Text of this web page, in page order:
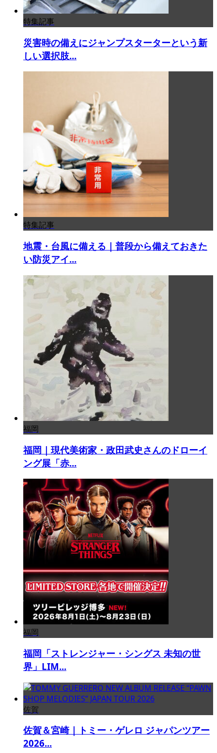
特集記事
災害時の備えにジャンプスターターという新
しい選択肢...
特集記事
地震・台風に備える｜普段から備えておきた
い防災アイ...
福岡
福岡｜現代美術家・政田武史さんのドローイ
ング展「赤...
福岡
福岡「ストレンジャー・シングス 未知の世
界」LIM...
佐賀
佐賀＆宮崎｜トミー・ゲレロ ジャパンツアー
2026...